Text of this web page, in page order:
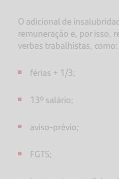
O adicional de
remuneração e, por isso,
verbas trabalhistas, como:
férias + 1/3;
13º salário;
aviso-prévio;
FGTS;